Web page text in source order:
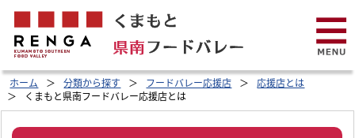
ホーム 分類から探す フードバレー応援店
応援店とは
くまもと県南フードバレー応援店とは